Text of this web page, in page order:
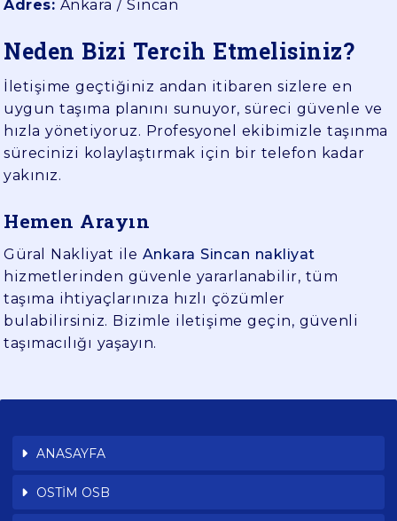
Adres: Ankara / Sincan
Neden Bizi Tercih Etmelisiniz?
İletişime geçtiğiniz andan itibaren sizlere en
uygun taşıma planını sunuyor, süreci güvenle ve
hızla yönetiyoruz. Profesyonel ekibimizle taşınma
sürecinizi kolaylaştırmak için bir telefon kadar
yakınız.
Hemen Arayın
Güral Nakliyat ile Ankara Sincan nakliyat
hizmetlerinden güvenle yararlanabilir, tüm
taşıma ihtiyaçlarınıza hızlı çözümler
bulabilirsiniz. Bizimle iletişime geçin, güvenli
taşımacılığı yaşayın.
ANASAYFA
OSTİM OSB